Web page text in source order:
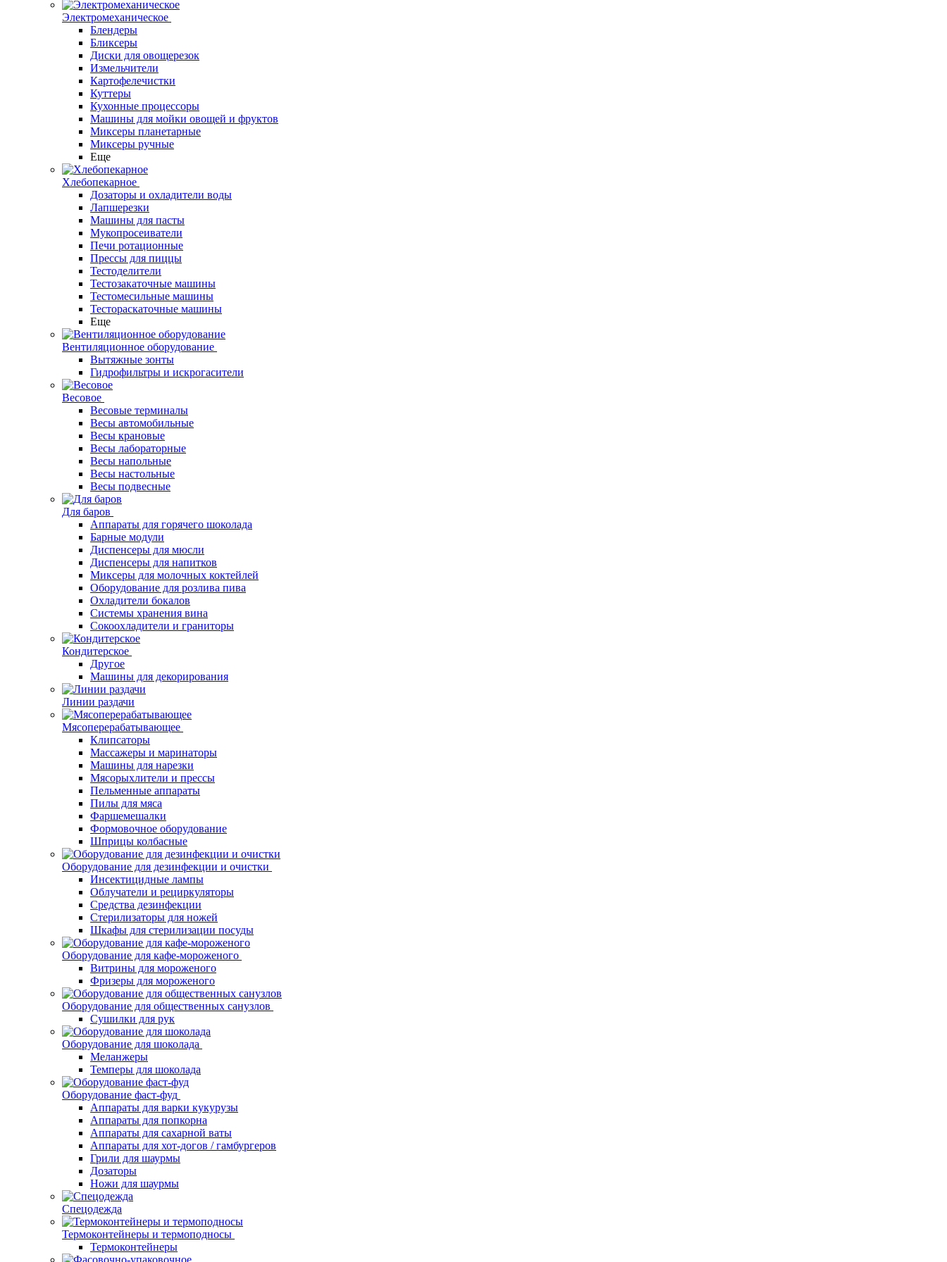
Электромеханическое
Блендеры
Бликсеры
Диски для овощерезок
Измельчители
Картофелечистки
Куттеры
Кухонные процессоры
Машины для мойки овощей и фруктов
Миксеры планетарные
Миксеры ручные
Еще
Хлебопекарное
Дозаторы и охладители воды
Лапшерезки
Машины для пасты
Мукопросеиватели
Печи ротационные
Прессы для пиццы
Тестоделители
Тестозакаточные машины
Тестомесильные машины
Тестораскаточные машины
Еще
Вентиляционное оборудование
Вытяжные зонты
Гидрофильтры и искрогасители
Весовое
Весовые терминалы
Весы автомобильные
Весы крановые
Весы лабораторные
Весы напольные
Весы настольные
Весы подвесные
Для баров
Аппараты для горячего шоколада
Барные модули
Диспенсеры для мюсли
Диспенсеры для напитков
Миксеры для молочных коктейлей
Оборудование для розлива пива
Охладители бокалов
Системы хранения вина
Сокоохладители и граниторы
Кондитерское
Другое
Машины для декорирования
Линии раздачи
Мясоперерабатывающее
Клипсаторы
Массажеры и маринаторы
Машины для нарезки
Мясорыхлители и прессы
Пельменные аппараты
Пилы для мяса
Фаршемешалки
Формовочное оборудование
Шприцы колбасные
Оборудование для дезинфекции и очистки
Инсектицидные лампы
Облучатели и рециркуляторы
Средства дезинфекции
Стерилизаторы для ножей
Шкафы для стерилизации посуды
Оборудование для кафе-мороженого
Витрины для мороженого
Фризеры для мороженого
Оборудование для общественных санузлов
Сушилки для рук
Оборудование для шоколада
Меланжеры
Темперы для шоколада
Оборудование фаст-фуд
Аппараты для варки кукурузы
Аппараты для попкорна
Аппараты для сахарной ваты
Аппараты для хот-догов / гамбургеров
Грили для шаурмы
Дозаторы
Ножи для шаурмы
Спецодежда
Термоконтейнеры и термоподносы
Термоконтейнеры